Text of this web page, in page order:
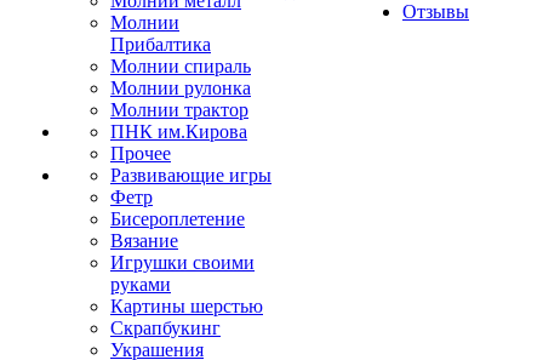
Молнии
Прибалтика
Молнии спираль
Молнии рулонка
Молнии трактор
ПНК им.Кирова
Прочее
Развивающие игры
Фетр
Бисероплетение
Вязание
Игрушки своими
руками
Картины шерстью
Скрапбукинг
Украшения
Отзывы